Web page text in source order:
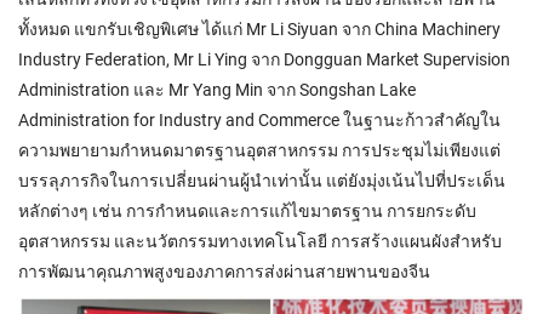
ทั้งหมด แขกรับเชิญพิเศษ ได้แก่ Mr Li Siyuan จาก China Machinery
Industry Federation, Mr Li Ying จาก Dongguan Market Supervision
Administration และ Mr Yang Min จาก Songshan Lake
Administration for Industry and Commerce ในฐานะก้าวสำคัญใน
ความพยายามกำหนดมาตรฐานอุตสาหกรรม การประชุมไม่เพียงแต่
บรรลุภารกิจในการเปลี่ยนผ่านผู้นำเท่านั้น แต่ยังมุ่งเน้นไปที่ประเด็น
หลักต่างๆ เช่น การกำหนดและการแก้ไขมาตรฐาน การยกระดับ
อุตสาหกรรม และนวัตกรรมทางเทคโนโลยี การสร้างแผนผังสำหรับ
การพัฒนาคุณภาพสูงของภาคการส่งผ่านสายพานของจีน